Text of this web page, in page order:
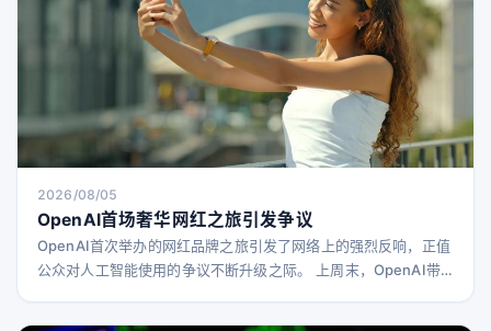
2026/08/05
OpenAI首场奢华网红之旅引发争议
OpenAI首次举办的网红品牌之旅引发了网络上的强烈反响，正值
公众对人工智能使用的争议不断升级之际。 上周末，OpenAI带